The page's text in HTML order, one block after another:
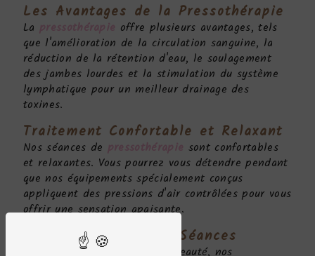
Les Avantages de la Pressothérapie
La pressothérapie offre plusieurs avantages, tels
que l'amélioration de la circulation sanguine, la
réduction de la rétention d'eau, le soulagement
des jambes lourdes et la stimulation du système
lymphatique pour un meilleur drainage des
toxines.
Traitement Confortable et Relaxant
Nos séances de pressothérapie sont confortables
et relaxantes. Vous pourrez vous détendre pendant
que nos équipements spécialement conçus
appliquent des pressions d'air contrôlées pour vous
offrir une sensation apaisante.
Personnalisation des Séances
Chez Lucelia - Institut plan beauté, nos